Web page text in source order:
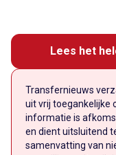
Lees het
Transfernieuws
uit vrij toegankelijke
informatie is
en dient uitsluitend
samenvatting van